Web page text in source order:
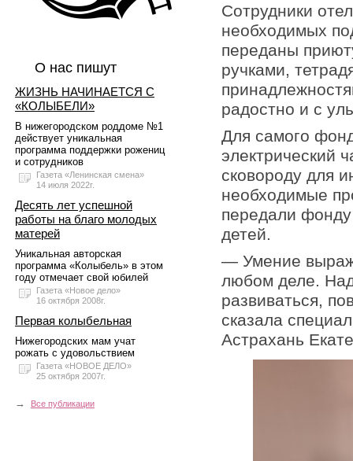
О нас пишут
ЖИЗНЬ НАЧИНАЕТСЯ С
«КОЛЫБЕЛИ»
В нижегородском роддоме №1
действует уникальная
программа поддержки рожениц
и сотрудников
Газета «Ленинская смена»
14 июля 2022г.
Десять лет успешной
работы на благо молодых
матерей
Уникальная авторская
программа «Колыбель» в этом
году отмечает свой юбилей
Газета «Новое дело»
16 октября 2008г.
Первая колыбельная
Нижегородских мам учат
рожать с удовольствием
Газета «НОВОЕ ДЕЛО»
25 октября 2007г.
→ Все публикации
Сотрудники
необходимых
переданы
ручками,
радостно и с
Для самого
электрический
сковороду для
необходимые
передали
детей.
— Умение
любом деле.
развиваться,
сказала
Астрахань